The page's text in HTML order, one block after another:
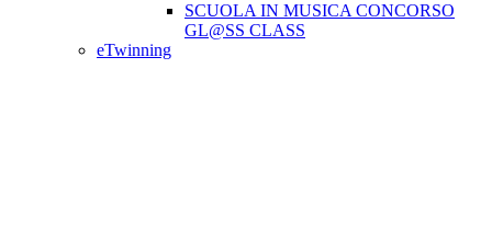
SCUOLA IN MUSICA CONCORSO
GL@SS CLASS
eTwinning